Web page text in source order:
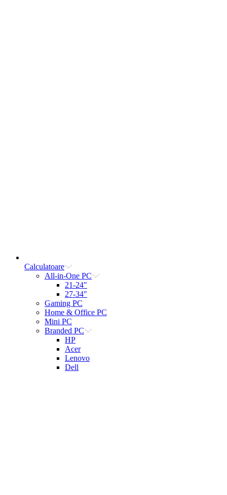
Calculatoare
All-in-One PC
21-24"
27-34"
Gaming PC
Home & Office PC
Mini PC
Branded PC
HP
Acer
Lenovo
Dell